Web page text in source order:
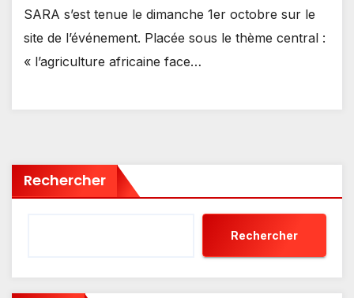
SARA s’est tenue le dimanche 1er octobre sur le
site de l’événement. Placée sous le thème central :
« l’agriculture africaine face…
Rechercher
Rechercher